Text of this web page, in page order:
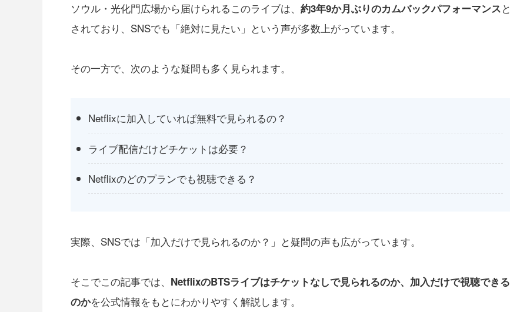
ソウル・光化門広場から届けられるこのライブは、 約3年9か月ぶりのカムバックパフォーマンスと
されており、SNSでも「絶対に見たい」という声が多数上がっています。
その一方で、次のような疑問も多く見られます。
Netflixに加入していれば無料で見られるの？
ライブ配信だけどチケットは必要？
Netflixのどのプランでも視聴できる？
実際、SNSでは「加入だけで見られるのか？」と疑問の声も広がっています。
そこでこの記事では、 NetflixのBTSライブはチケットなしで見られるのか、加入だけで視聴できる
のかを公式情報をもとにわかりやすく解説します。